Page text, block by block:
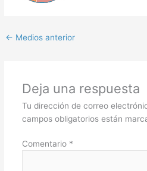
← Medios anterior
Deja una respuesta
Tu dirección de correo
campos obligatorios están
Comentario *